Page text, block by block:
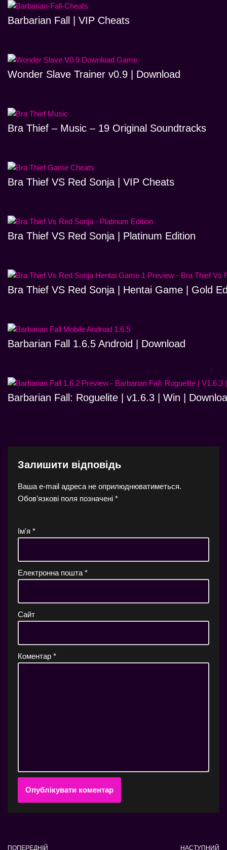
Barbarian Fall | VIP Cheats
Wonder Slave Trainer v0.9 | Download
Bra Thief – Music – 19 Original Soundtracks
Bra Thief VS Red Sonja | VIP Cheats
Bra Thief VS Red Sonja | Platinum Edition
Bra Thief VS Red Sonja | Hentai Game | Gold
Barbarian Fall 1.6.5 Android | Download
Barbarian Fall: Roguelite | v1.6.3 | Win |
Залишити відповідь
Ваша e-mail адреса не оприлюднюватиметься.
Обов’язкові поля позначені *
Ім'я *
Електронна пошта *
Сайт
Коментар *
ПОПЕРЕДНІЙ НАСТУПНИЙ